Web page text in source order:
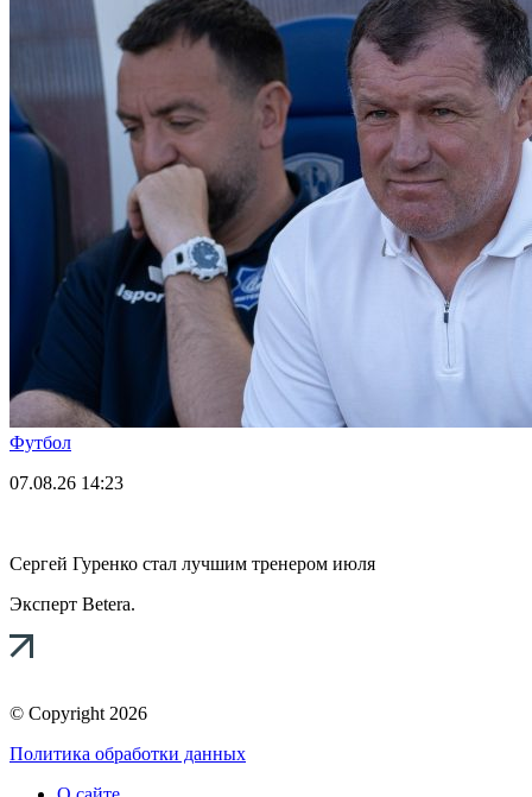
Футбол
07.08.26 14:23
Сергей Гуренко стал лучшим тренером июля
Эксперт Betera.
© Copyright 2026
Политика обработки данных